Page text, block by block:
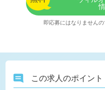
即応募にはなりません
この求人のポイント